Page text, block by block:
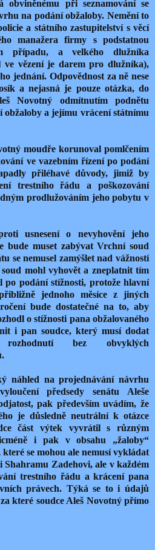
při seznamování se
na podání obžaloby. Nemění to
a státního zastupitelství s věcí
manažera firmy s podstatnou
případu, a velkého dlužníka
ve vězení je darem pro dlužníka),
jednání. Odpovědnost za ně nese
a nejasná je pouze otázka, do
Novotný odmítnutím podnětu
a jejímu vrácení státnímu
moudře korunoval pomlčením
ve vazebním řízení po podání
přiléhavé důvody, jimiž by
trestního řádu a poškozování
prodlužováním jeho pobytu v
usnesení o nevyhovění jeho
bude muset zabývat Vrchní soud
se nemusel zamýšlet nad vážností
soud mohl vyhovět a zneplatnit tím
podání stížnosti, protože hlavní
jednoho měsíce z jiných
bude dostatečné na to, aby
o stížnosti pana obžalovaného
i pan soudce, který musí dodat
rozhodnutí bez obvyklých
náhled na projednávání návrhu
předsedy senátu Aleše
pak především uvádím, že
je důsledně neutrální k otázce
část výtek vyvrátil s různým
i pak v obsahu „žaloby“
se mohou ale nemusí vykládat
Zadehovi, ale v každém
trestního řádu a krácení pana
právech. Týká se to i údajů
které soudce Aleš Novotný přímo